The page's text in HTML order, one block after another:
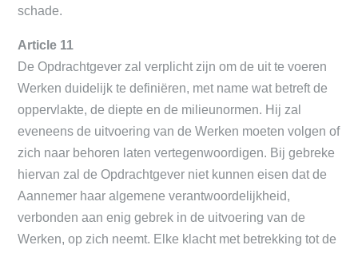
schade.
Article 11
De Opdrachtgever zal verplicht zijn om de uit te voeren
Werken duidelijk te definiëren, met name wat betreft de
oppervlakte, de diepte en de milieunormen. Hij zal
eveneens de uitvoering van de Werken moeten volgen of
zich naar behoren laten vertegenwoordigen. Bij gebreke
hiervan zal de Opdrachtgever niet kunnen eisen dat de
Aannemer haar algemene verantwoordelijkheid,
verbonden aan enig gebrek in de uitvoering van de
Werken, op zich neemt. Elke klacht met betrekking tot de